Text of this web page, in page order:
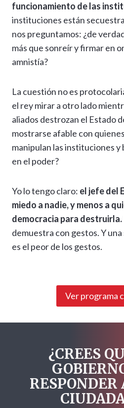
funcionamiento de las
instituciones están
nos preguntamos: ¿de
más que sonreír y firmar en
amnistía?
La cuestión no es
el rey mirar a otro lado
aliados destrozan el Estado
mostrarse afable con
manipulan las instituciones
en el poder?
Yo lo tengo claro: el jefe del
miedo a nadie, y menos a
democracia para destruirla.
demuestra con gestos. Y
es el peor de los gestos.
Ver programa
¿CREES
RESPONDER